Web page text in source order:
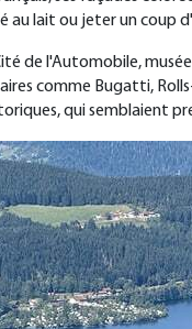
au lait ou jeter un coup
de l'Automobile,
comme Bugatti,
qui semblaient